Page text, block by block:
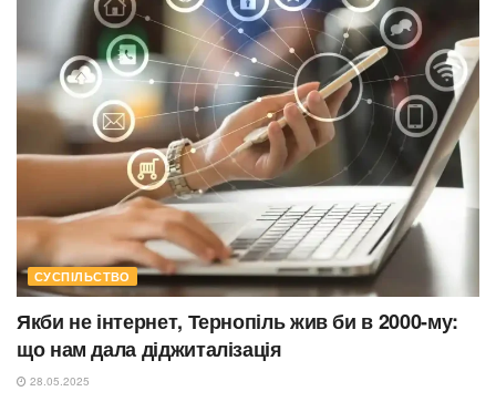
СУСПІЛЬСТВО
Якби не інтернет, Тернопіль жив би в 2000-му:
що нам дала діджиталізація
28.05.2025